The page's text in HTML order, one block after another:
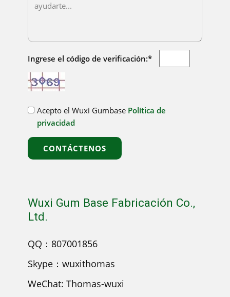
Ingrese el código de verificación:*
Acepto el Wuxi Gumbase Política de
privacidad
CONTÁCTENOS
Wuxi Gum Base Fabricación Co.,
Ltd.
QQ：807001856
Skype：wuxithomas
WeChat: Thomas-wuxi